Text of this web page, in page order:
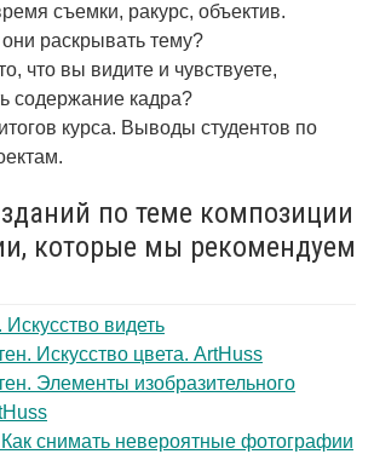
съемки, ракурс, объектив.
раскрывать тему?
что вы видите и чувствуете,
содержание кадра?
курса. Выводы студентов по
по теме композиции
которые мы рекомендуем
видеть
Искусство цвета. ArtHuss
Элементы изобразительного
снимать невероятные фотографии